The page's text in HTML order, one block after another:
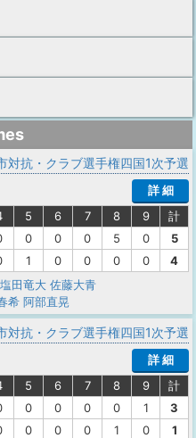
対抗・クラブ選手権四国1次予選
詳 細
5 6 7 8 9
計
0 0 0 5 0
5
1 0 0 0 0
4
塩田竜大 佐藤大青
希 阿部直晃
対抗・クラブ選手権四国1次予選
詳 細
5 6 7 8 9
計
0 0 0 0 1
3
0 0 0 1 0
1